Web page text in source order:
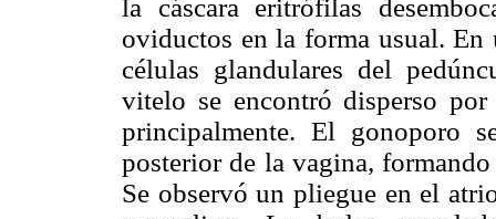
la cáscara eritrófilas
oviductos en la forma usual. En
células glandulares del
vitelo se encontró disperso
principalmente. El gonoporo
posterior de la vagina,
Se observó un pliegue en el